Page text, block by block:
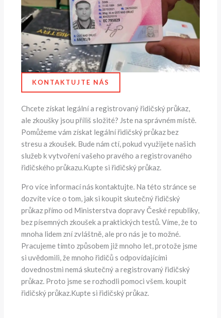
KONTAKTUJTE NÁS
Chcete získat legální a registrovaný řidičský průkaz,
ale zkoušky jsou příliš složité? Jste na správném místě.
Pomůžeme vám získat legální řidičský průkaz bez
stresu a zkoušek. Bude nám ctí, pokud využijete našich
služeb k vytvoření vašeho pravého a registrovaného
řidičského průkazu.Kupte si řidičský průkaz.
Pro více informací nás kontaktujte. Na této stránce se
dozvíte více o tom, jak si koupit skutečný řidičský
průkaz přímo od Ministerstva dopravy České republiky,
bez písemných zkoušek a praktických testů. Víme, že to
mnoha lidem zní zvláštně, ale pro nás je to možné.
Pracujeme tímto způsobem již mnoho let, protože jsme
si uvědomili, že mnoho řidičů s odpovídajícími
dovednostmi nemá skutečný a registrovaný řidičský
průkaz. Proto jsme se rozhodli pomoci všem. koupit
řidičský průkaz.Kupte si řidičský průkaz.